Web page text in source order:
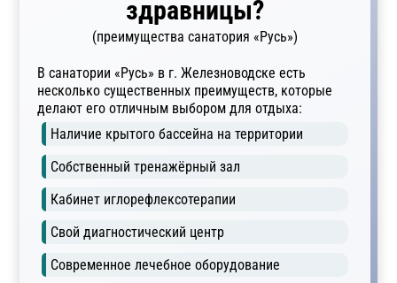
здравницы?
(преимущества санатория «Русь»)
В санатории «Русь» в г. Железноводске есть
несколько существенных преимуществ, которые
делают его отличным выбором для отдыха:
Наличие крытого бассейна на территории
Собственный тренажёрный зал
Кабинет иглорефлексотерапии
Свой диагностический центр
Современное лечебное оборудование